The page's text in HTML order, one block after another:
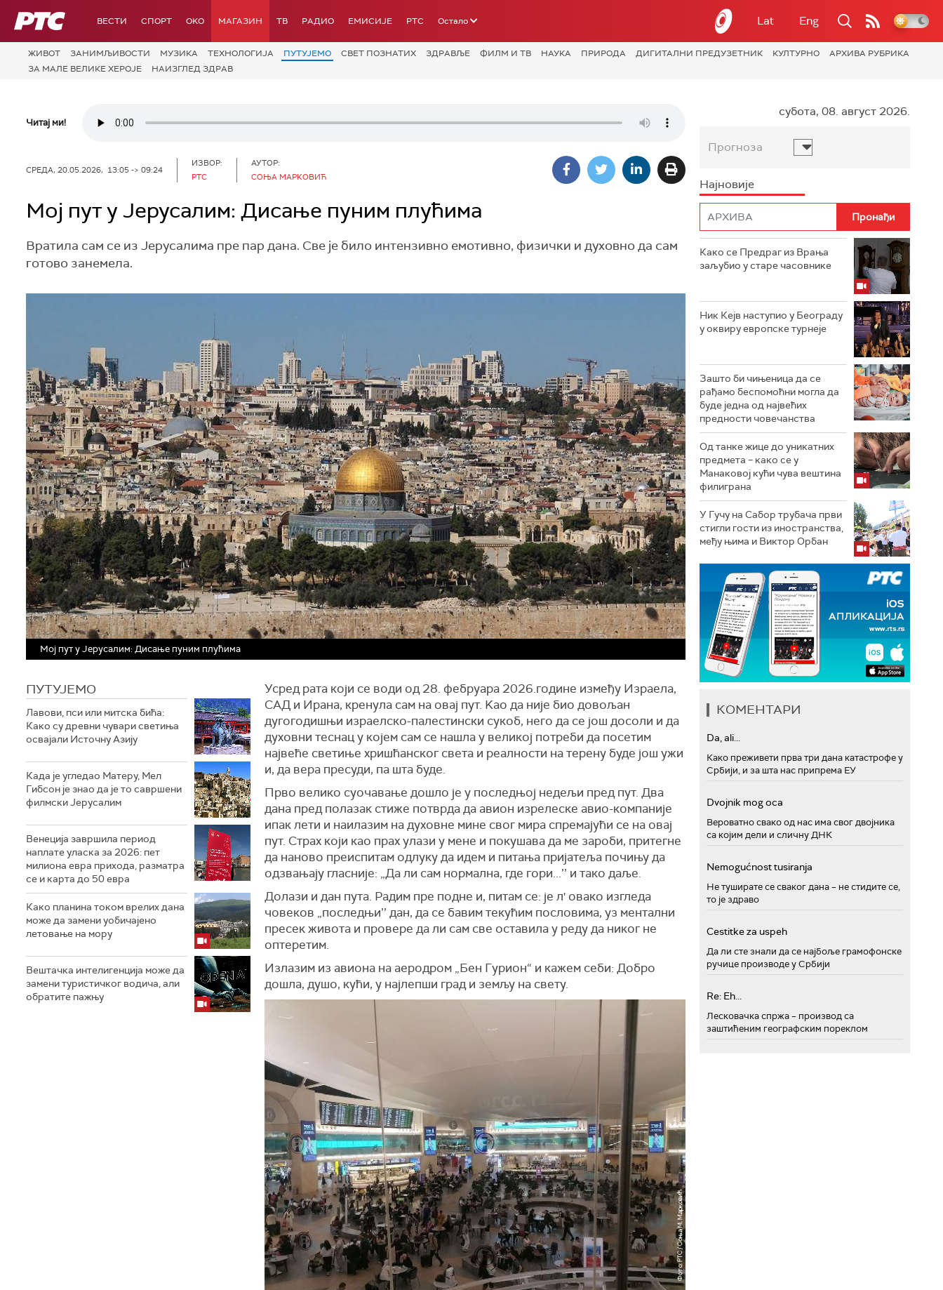
РТС ВЕСТИ СПОРТ OKO МАГАЗИН ТВ РАДИО ЕМИСИЈЕ РТС Остало Lat Eng
ЖИВОТ ЗАНИМЉИВОСТИ МУЗИКА ТЕХНОЛОГИЈA ПУТУЈЕМО СВЕТ ПОЗНАТИХ ЗДРАВЉЕ ФИЛМ И ТВ НАУКА ПРИРОДА ДИГИТАЛНИ ПРЕДУЗЕТНИК КУЛТУРНО
АРХИВА РУБРИКА
ЗА МАЛЕ ВЕЛИКЕ ХЕРОЈЕ
НАИЗГЛЕД ЗДРАВ
Читај ми!
СРЕДА, 20.05.2026, 13:05 -> 09:24
ИЗВОР:
РТС
АУТОР:
СОЊА МАРКОВИЋ
Мој пут у Јерусалим: Дисање пуним плућима
Вратила сам се из Јерусалима пре пар дана. Све је било интензивно емотивно, физички и духовно да сам
готово занемела.
Мој пут у Јерусалим: Дисање пуним плућима
ПУТУЈЕМО
Лавови, пси или митска бића:
Како су древни чувари светиња
освајали Источну Азију
Када је угледао Матеру, Мел
Гибсон је знао да је то савршени
филмски Јерусалим
Венеција завршила период
наплате уласка за 2026: пет
милиона евра прихода, разматра
се и карта до 50 евра
Како планина током врелих дана
може да замени уобичајено
летовање на мору
Вештачка интелигенција може да
замени туристичког водича, али
обратите пажњу
Усред рата који се води од 28. фебруара 2026.године између Израела,
САД и Ирана, кренула сам на овај пут. Kао да није био довољан
дугогодишњи израелско-палестински сукоб, него да се још досоли и да
духовни теснац у којем сам се нашла у великој потреби да посетим
највеће светиње хришћанског света и реалности на терену буде још ужи
и, да вера пресуди, па шта буде.
Прво велико суочавање дошло је у последњој недељи пред пут. Два
дана пред полазак стиже потврда да авион изрелеске авио-компаније
ипак лети и наилазим на духовне мине свог мира спремајући се на овај
пут. Страх који као прах улази у мене и покушава да ме зароби, притегне
да наново преиспитам одлуку да идем и питања пријатеља почињу да
одзвањају гласније: „Да ли сам нормална, где гори...’’ и тако даље.
Долази и дан пута. Радим пре подне и, питам се: је л' овако изгледа
човеков „последњи’’ дан, да се бавим текућим пословима, уз ментални
пресек живота и провере да ли сам све оставила у реду да никог не
оптеретим.
Излазим из авиона на аеродром „Бен Гурион“ и кажем себи: Добро
дошла, душо, кући, у најлепши град и земљу на свету.
субота, 08. август 2026.
Прогноза
Најновије
Како се Предраг из Врања
заљубио у старе часовнике
Ник Кејв наступио у Београду
у оквиру европске турнеје
Зашто би чињеница да се
рађамо беспомоћни могла да
буде једна од највећих
предности човечанства
Од танке жице до уникатних
предмета – како се у
Манаковој кући чува вештина
филиграна
У Гучу на Сабор трубача први
стигли гости из иностранства,
међу њима и Виктор Орбан
КОМЕНТАРИ
Da, ali...
Како преживети прва три дана катастрофе у
Србији, и за шта нас припрема ЕУ
Dvojnik mog oca
Вероватно свако од нас има свог двојника
са којим дели и сличну ДНК
Nemogućnost tusiranja
Не туширате се сваког дана – не стидите се,
то је здраво
Cestitke za uspeh
Да ли сте знали да се најбоље грамофонске
ручице производе у Србији
Re: Eh...
Лесковачка спржа – производ са
заштићеним географским пореклом